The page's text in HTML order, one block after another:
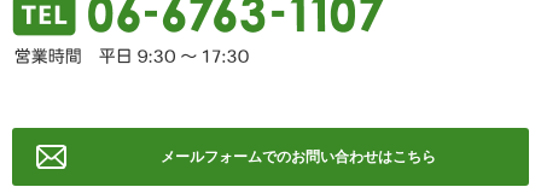
メールフォームでのお問い合わせはこちら